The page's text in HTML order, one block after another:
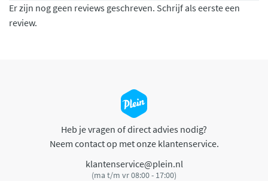
Er zijn nog geen reviews geschreven. Schrijf als eerste een
review.
Heb je vragen of direct advies nodig?
Neem contact op met onze klantenservice.
klantenservice@plein.nl
(ma t/m vr 08:00 - 17:00)